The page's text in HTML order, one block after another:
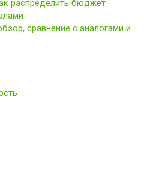
распределить бюджет
сравнение с аналогами и